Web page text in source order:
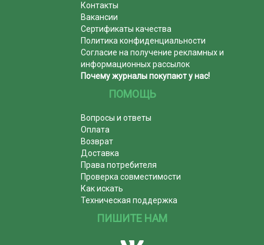
Контакты
Вакансии
Сертификаты качества
Политика конфиденциальности
Согласие на получение рекламных и
информационных рассылок
Почему журналы покупают у нас!
ПОМОЩЬ
Вопросы и ответы
Оплата
Возврат
Доставка
Права потребителя
Проверка совместимости
Как искать
Техническая поддержка
ПИШИТЕ НАМ